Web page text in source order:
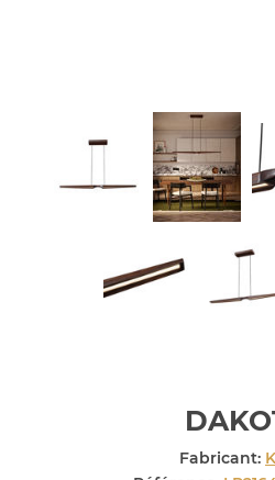
Fabricant: